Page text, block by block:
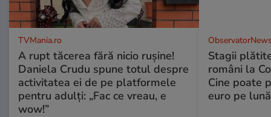
TVMania.ro
A rupt tăcerea fără nicio rușine!
Daniela Crudu spune totul despre
activitatea ei de pe platformele
pentru adulți: „Fac ce vreau, e
wow!”
Stagii
români la
Cine poate
euro pe lună